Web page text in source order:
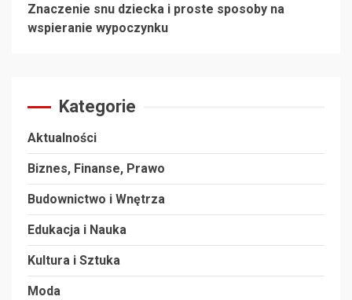
Znaczenie snu dziecka i proste sposoby na
wspieranie wypoczynku
Kategorie
Aktualności
Biznes, Finanse, Prawo
Budownictwo i Wnętrza
Edukacja i Nauka
Kultura i Sztuka
Moda